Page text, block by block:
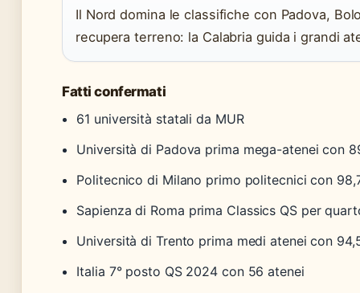
Il Nord domina le classifiche con Padova,
recupera terreno: la Calabria guida i grandi
Fatti confermati
61 università statali da MUR
Università di Padova prima mega-atenei con
Politecnico di Milano primo politecnici con
Sapienza di Roma prima Classics QS per
Università di Trento prima medi atenei con
Italia 7° posto QS 2024 con 56 atenei